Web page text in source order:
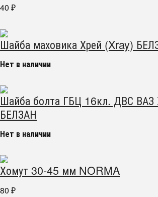
40 ₽
Шайба маховика Хрей (Xray)
Нет в наличии
Шайба болта ГБЦ 16кл. ДВС ВАЗ
БЕЛЗАН
Нет в наличии
Хомут 30-45 мм NORMA
80 ₽